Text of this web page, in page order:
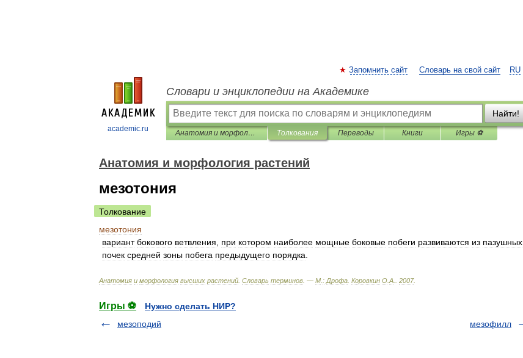
academic.ru
RU
Запомнить сайт Словарь на свой сайт
Словари и энциклопедии на Академике
Найти!
Анатомия и морфология растений Толкования Переводы Книги Игры ⚽
Анатомия и морфология растений
мезотония
Толкование
мезотония
вариант бокового ветвления при котором наиболее мощные боковые побеги развиваются из пазушных
почек средней зоны побега предыдущего порядка
Анатомия и морфология высших растений Словарь терминов . — М : Дрофа Коровкин О А 2007.
Игры ⚽
Нужно сделать НИР?
мезоподий
мезофилл